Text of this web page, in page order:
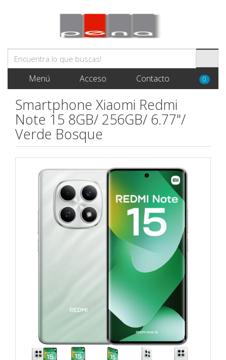
Menú Acceso Contacto 0
Smartphone Xiaomi Redmi
Note 15 8GB/ 256GB/ 6.77"/
Verde Bosque